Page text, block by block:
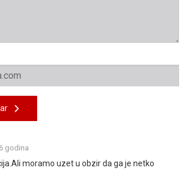
godina
moramo uzet u obzir da ga je netko